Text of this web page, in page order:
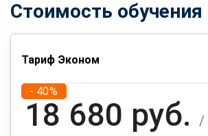
Стоимость обучения
Тариф Эконом
- 40%
18 680 руб. /